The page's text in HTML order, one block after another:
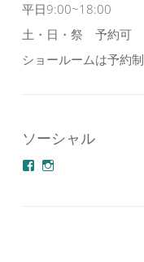
平日9:00~18:00
土・日・祭 予約可
ショールームは予約制
ソーシャル
azuminonoie
derakoubou